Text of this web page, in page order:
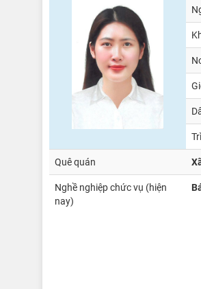
Quê quán
Nghề nghiệp chức vụ (hiện
nay)